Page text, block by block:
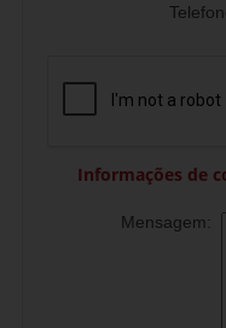
Informações de
Mensagem: